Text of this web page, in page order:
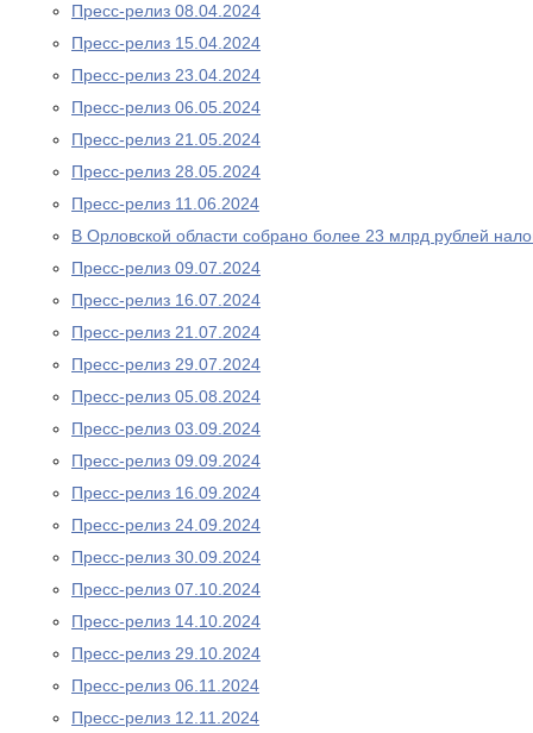
Пресс-релиз 08.04.2024
Пресс-релиз 15.04.2024
Пресс-релиз 23.04.2024
Пресс-релиз 06.05.2024
Пресс-релиз 21.05.2024
Пресс-релиз 28.05.2024
Пресс-релиз 11.06.2024
В Орловской области собрано более 23 млрд рублей
Пресс-релиз 09.07.2024
Пресс-релиз 16.07.2024
Пресс-релиз 21.07.2024
Пресс-релиз 29.07.2024
Пресс-релиз 05.08.2024
Пресс-релиз 03.09.2024
Пресс-релиз 09.09.2024
Пресс-релиз 16.09.2024
Пресс-релиз 24.09.2024
Пресс-релиз 30.09.2024
Пресс-релиз 07.10.2024
Пресс-релиз 14.10.2024
Пресс-релиз 29.10.2024
Пресс-релиз 06.11.2024
Пресс-релиз 12.11.2024